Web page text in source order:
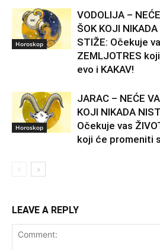
Horoskop
VODOLIJA –
ŠOK KOJI
STIŽE: Očekuje
ZEMLJOTRES
evo i KAKAV!
Horoskop
JARAC – NEĆE
KOJI NIKADA
Očekuje vas
koji će promeniti
LEAVE A REPLY